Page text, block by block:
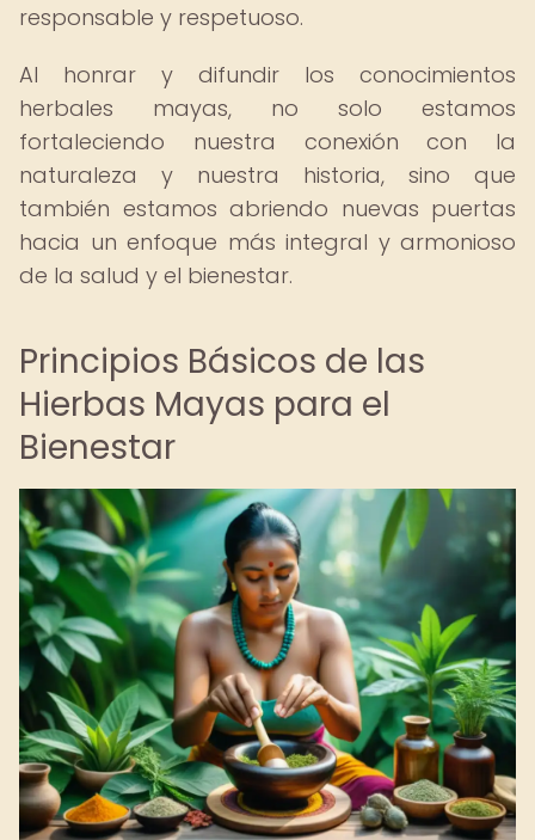
responsable y respetuoso.
Al honrar y difundir los conocimientos
herbales mayas, no solo estamos
fortaleciendo nuestra conexión con la
naturaleza y nuestra historia, sino que
también estamos abriendo nuevas puertas
hacia un enfoque más integral y armonioso
de la salud y el bienestar.
Principios Básicos de las
Hierbas Mayas para el
Bienestar